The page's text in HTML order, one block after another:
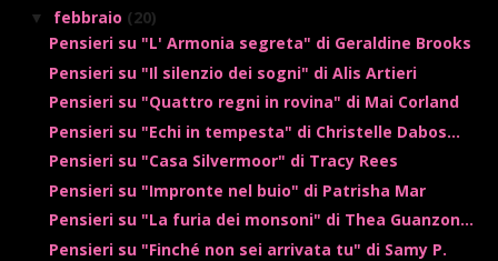
▼ febbraio (20)
Pensieri su "L' Armonia segreta" di Geraldine Brooks
Pensieri su "Il silenzio dei sogni" di Alis Artieri
Pensieri su "Quattro regni in rovina" di Mai Corland
Pensieri su "Echi in tempesta" di Christelle Dabos...
Pensieri su "Casa Silvermoor" di Tracy Rees
Pensieri su "Impronte nel buio" di Patrisha Mar
Pensieri su "La furia dei monsoni" di Thea Guanzon...
Pensieri su "Finché non sei arrivata tu" di Samy P.